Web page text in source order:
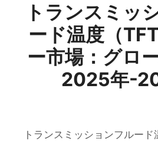
トランスミッ
ード温度（
ー市場：グロ
2025年-
トランスミッションフルー